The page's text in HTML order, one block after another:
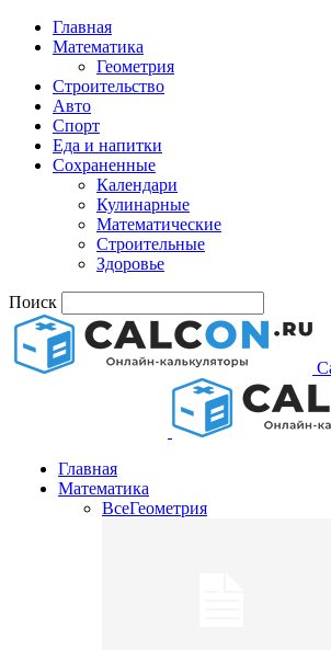
Главная
Математика
Геометрия
Строительство
Авто
Спорт
Еда и напитки
Сохраненные
Календари
Кулинарные
Математические
Строительные
Здоровье
Поиск
Главная
Математика
ВсеГеометрия